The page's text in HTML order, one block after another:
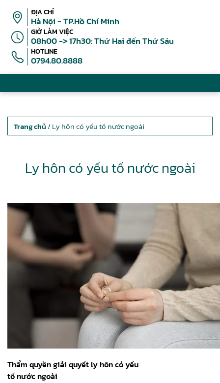
ĐỊA CHỈ
Hà Nội - TP.Hồ Chí Minh
GIỜ LÀM VIỆC
08h00 -> 17h30: Thứ Hai đến Thứ Sáu
HOTLINE
0794.80.8888
Trang chủ / Ly hôn có yếu tố nước ngoài
Ly hôn có yếu tố nước ngoài
Thẩm quyền giải quyết ly hôn có yếu
tố nước ngoài